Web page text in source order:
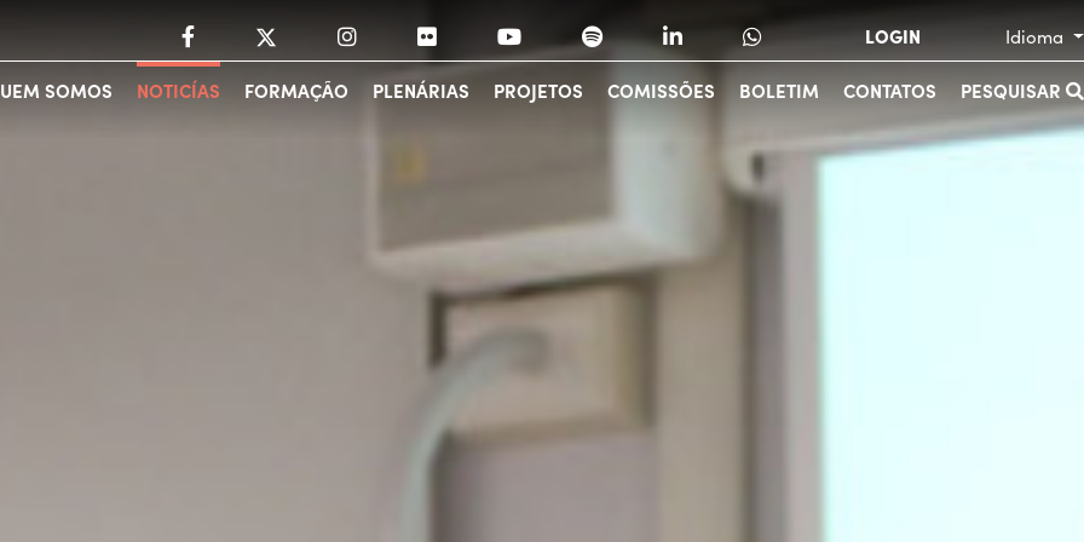
Idioma
LOGIN
PESQUISAR
CONTATOS
BOLETIM
COMISSÕES
PROJETOS
PLENÁRIAS
FORMAÇÃO
NOTICÍAS
SOMOS